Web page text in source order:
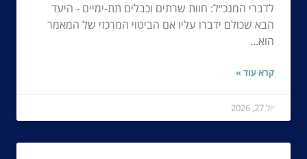
לדברי המנכ״ל: חוות שרתים וכבלים תת-ימיים - היעד
הבא שכולם ידברו עליו אם הביטוי המרכזי של המאמר
הוא...
קרא עוד »
יול 27, 2026